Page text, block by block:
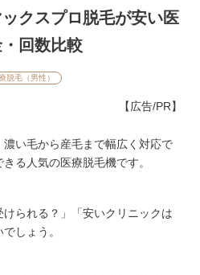
クスプロ脱毛が安い医
回数比較
脱毛（男性）
【広告/PR】
い毛から産毛まで幅広く対応で
きる人気の医療脱毛機です。
られる？」「安いクリニックは
しょう。